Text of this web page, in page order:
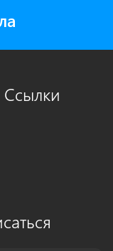
Ссылки